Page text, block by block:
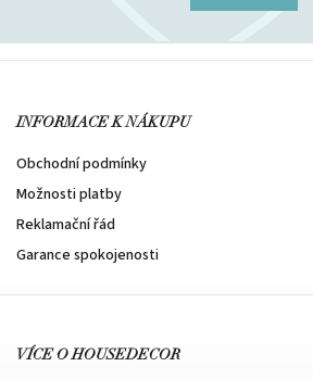
INFORMACE K NÁKUPU
Obchodní podmínky
Možnosti platby
Reklamační řád
Garance spokojenosti
VÍCE O HOUSEDECOR